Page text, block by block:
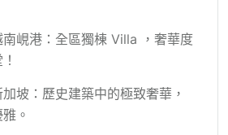
南峴港：全區獨棟 Villa ，奢華度
加坡：歷史建築中的極致奢華，
。